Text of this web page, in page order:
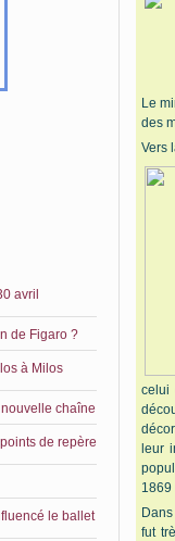
avril
de Figaro ?
à Milos
chaîne
de repère
le ballet
Le
des
Vers
celui
leur
1869
fut